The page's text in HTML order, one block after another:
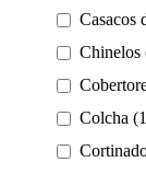
Casacos
Chinelos
Colcha